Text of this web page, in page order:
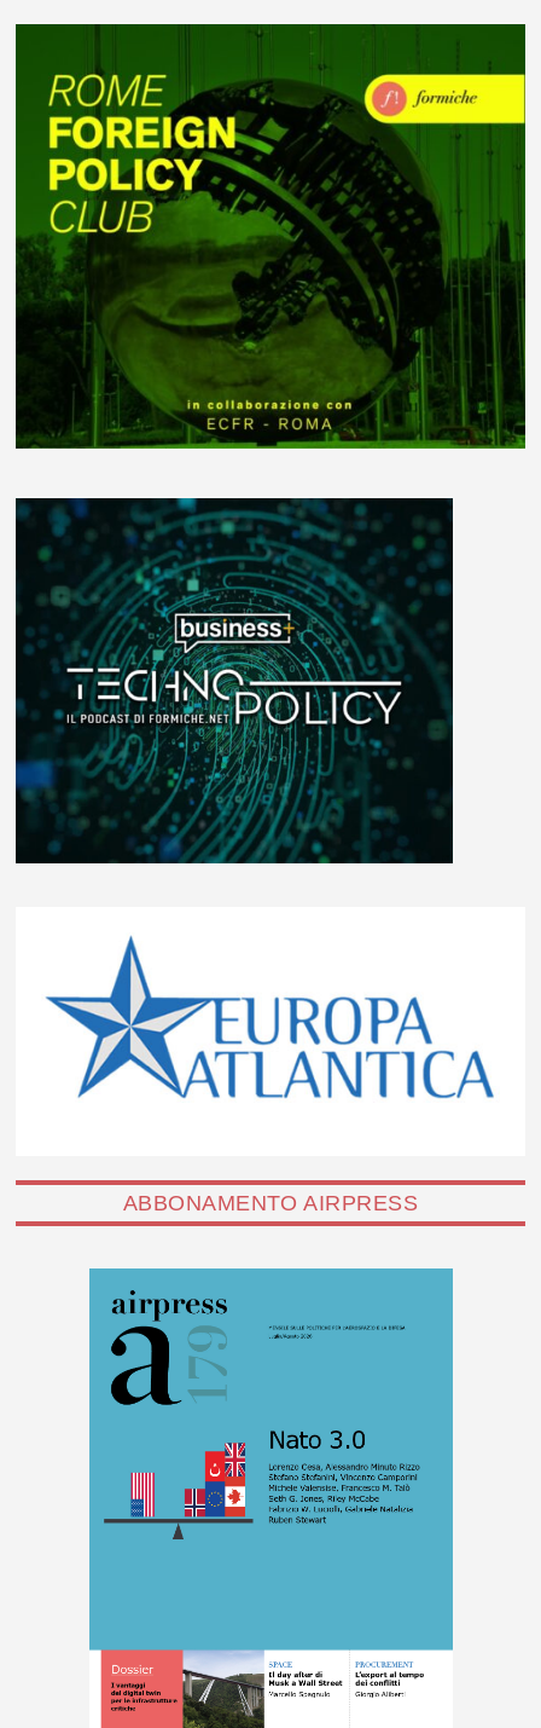
ABBONAMENTO AIRPRESS